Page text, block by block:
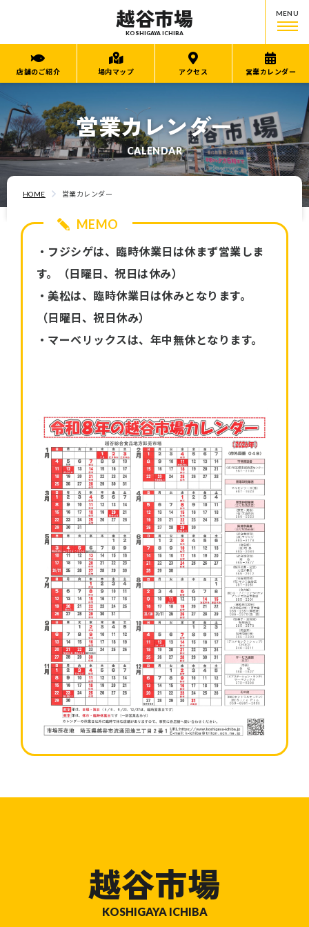
越谷市場
KOSHIGAYA ICHIBA
店舗のご紹介 場内マップ アクセス 営業カレンダー
MENU
営業カレンダー
CALENDAR
HOME 営業カレンダー
MEMO
・フジシゲは、臨時休業日は休まず営業しま
す。（日曜日、祝日は休み）
・美松は、臨時休業日は休みとなります。
（日曜日、祝日休み）
・マーベリックスは、年中無休となります。
越谷市場
KOSHIGAYA ICHIBA